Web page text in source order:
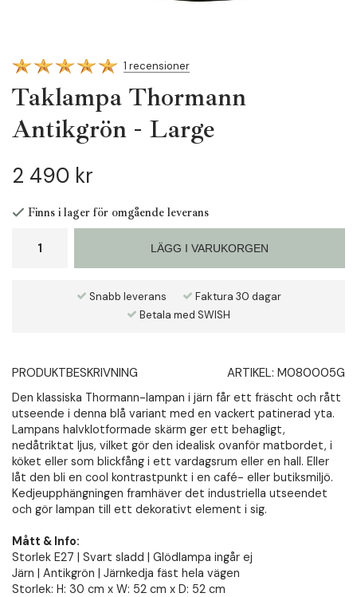
1 recensioner
Taklampa Thormann
Antikgrön - Large
2 490 kr
Finns i lager för omgående leverans
LÄGG I VARUKORGEN
Snabb leverans
Faktura 30 dagar
Betala med SWISH
PRODUKTBESKRIVNING ARTIKEL: M080005G
Den klassiska Thormann-lampan i järn får ett fräscht och rått
utseende i denna blå variant med en vackert patinerad yta.
Lampans halvklotformade skärm ger ett behagligt,
nedåtriktat ljus, vilket gör den idealisk ovanför matbordet, i
köket eller som blickfång i ett vardagsrum eller en hall. Eller
låt den bli en cool kontrastpunkt i en café- eller butiksmiljö.
Kedjeupphängningen framhäver det industriella utseendet
och gör lampan till ett dekorativt element i sig.
Mått & Info:
Storlek E27 | Svart sladd | Glödlampa ingår ej
Järn | Antikgrön | Järnkedja fäst hela vägen
Storlek: H: 30 cm x W: 52 cm x D: 52 cm